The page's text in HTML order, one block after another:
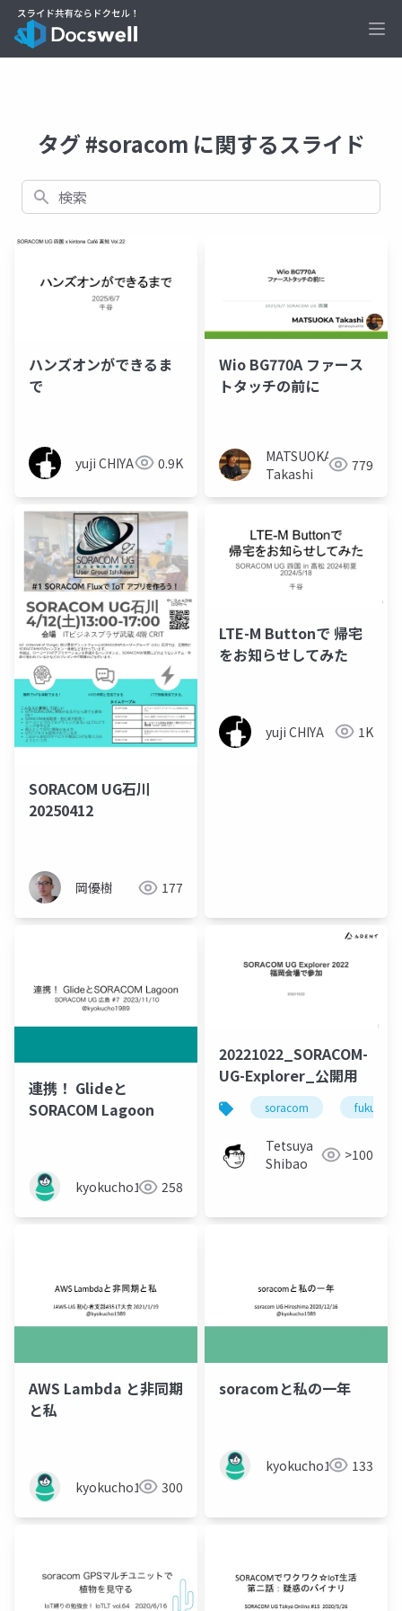
タグ #soracom に関するスライド
検索
ハンズオンができるま
で
yuji CHIYA 0.9K
Wio BG770A ファース
トタッチの前に
MATSUOKA
Takashi
779
SORACOM UG石川
20250412
岡優樹 177
LTE-M Buttonで 帰宅
をお知らせしてみた
yuji CHIYA 1K
連携！ Glideと
SORACOM Lagoon
kyokucho1989258
20221022_SORACOM-
UG-Explorer_公開用
soracom fukuoka
Tetsuya
Shibao
>100
AWS Lambda と非同期
と私
kyokucho1989300
soracomと私の一年
kyokucho1989 133